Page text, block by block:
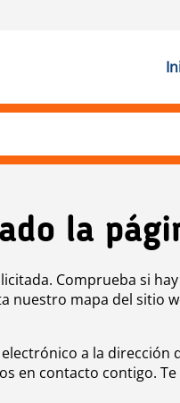
la
Comprueba si hay
nuestro mapa del sitio
a la dirección
en contacto contigo. Te